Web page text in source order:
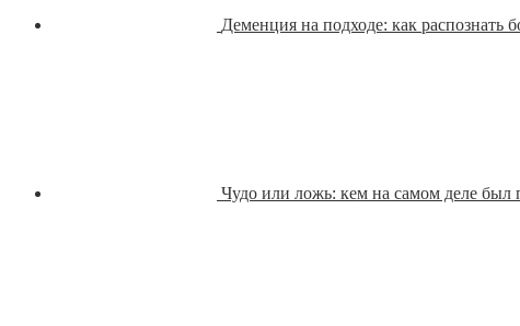
Деменция на подходе: как распознать
Чудо или ложь: кем на самом деле был